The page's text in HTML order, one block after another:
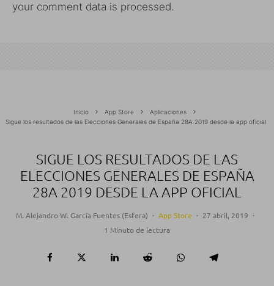
your comment data is processed.
Inicio App Store
Aplicaciones
Sigue los resultados de las Elecciones Generales de España 28A 2019 desde la app oficial
SIGUE LOS RESULTADOS DE LAS
ELECCIONES GENERALES DE ESPAÑA
28A 2019 DESDE LA APP OFICIAL
M. Alejandro W. García Fuentes (Esfera) · App Store · 27 abril, 2019 ·
1 Minuto de lectura